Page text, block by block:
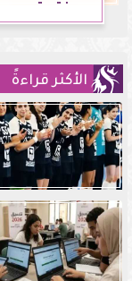
الأكثر قراءةً